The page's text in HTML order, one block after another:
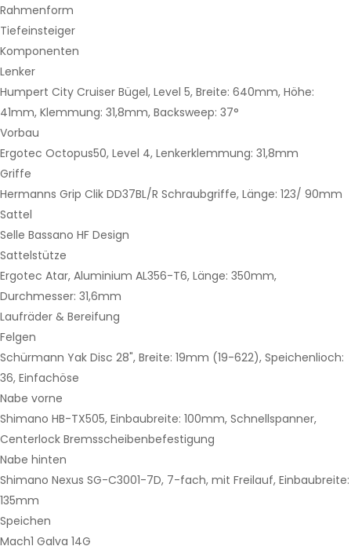
Rahmenform
Tiefeinsteiger
Komponenten
Lenker
Humpert City Cruiser Bügel, Level 5, Breite: 640mm, Höhe:
41mm, Klemmung: 31,8mm, Backsweep: 37°
Vorbau
Ergotec Octopus50, Level 4, Lenkerklemmung: 31,8mm
Griffe
Hermanns Grip Clik DD37BL/R Schraubgriffe, Länge: 123/ 90mm
Sattel
Selle Bassano HF Design
Sattelstütze
Ergotec Atar, Aluminium AL356-T6, Länge: 350mm,
Durchmesser: 31,6mm
Laufräder & Bereifung
Felgen
Schürmann Yak Disc 28", Breite: 19mm (19-622), Speichenlioch:
36, Einfachöse
Nabe vorne
Shimano HB-TX505, Einbaubreite: 100mm, Schnellspanner,
Centerlock Bremsscheibenbefestigung
Nabe hinten
Shimano Nexus SG-C3001-7D, 7-fach, mit Freilauf, Einbaubreite:
135mm
Speichen
Mach1 Galva 14G